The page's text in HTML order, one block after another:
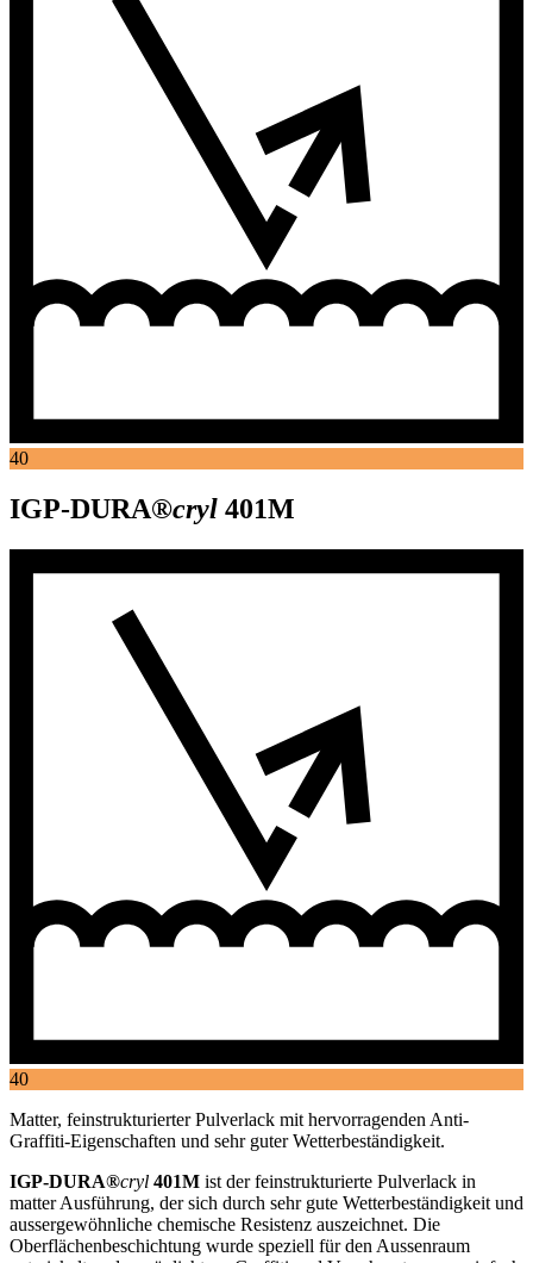
40
IGP-DURA®cryl 401M
40
Matter, feinstrukturierter Pulverlack mit hervorragenden Anti-
Graffiti-Eigenschaften und sehr guter Wetterbeständigkeit.
IGP-DURA®cryl 401M ist der feinstrukturierte Pulverlack in
matter Ausführung, der sich durch sehr gute Wetterbeständigkeit und
aussergewöhnliche chemische Resistenz auszeichnet. Die
Oberflächenbeschichtung wurde speziell für den Aussenraum